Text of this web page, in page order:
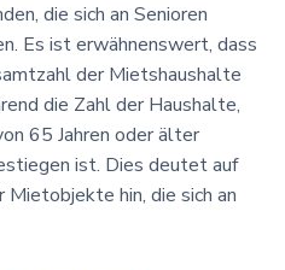
die sich an Senioren
Es ist erwähnenswert, dass
der Mietshaushalte
die Zahl der Haushalte,
65 Jahren oder älter
ist. Dies deutet auf
hin, die sich an